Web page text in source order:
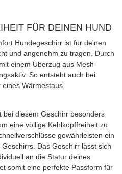
FÜR DEINEN HUND
Hundegeschirr ist für deinen
und angenehm zu tragen. Durch
einem Überzug aus Mesh-
So entsteht auch bei
Wärmestaus.
bei diesem Geschirr besonders
eine völlige Kehlkopffreiheit zu
gewährleisten ein
Das Geschirr lässt sich
an die Statur deines
somit eine perfekte Passform für